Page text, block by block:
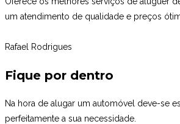
um atendimento de qualidade e preços
Rafael Rodrigues
Fique por dentro
Na hora de alugar um automóvel deve-se
perfeitamente a sua necessidade.